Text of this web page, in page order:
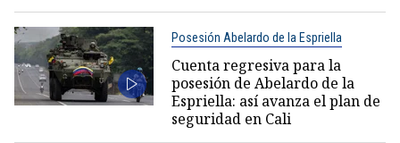
Posesión Abelardo de la Espriella
Cuenta regresiva para la
posesión de Abelardo de la
Espriella: así avanza el plan de
seguridad en Cali